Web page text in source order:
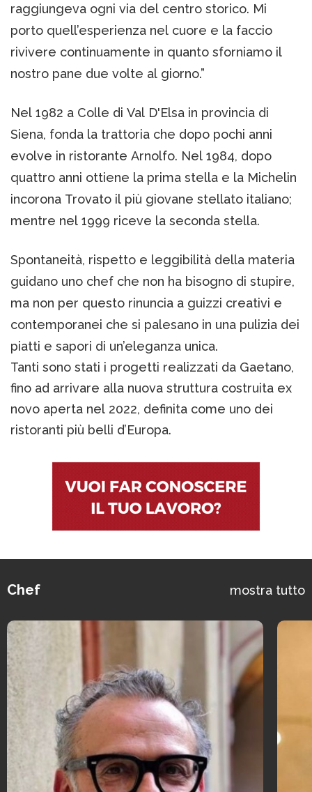
raggiungeva ogni via del centro storico. Mi
porto quell’esperienza nel cuore e la faccio
rivivere continuamente in quanto sforniamo il
nostro pane due volte al giorno.”
Nel 1982 a Colle di Val D'Elsa in provincia di
Siena, fonda la trattoria che dopo pochi anni
evolve in ristorante Arnolfo. Nel 1984, dopo
quattro anni ottiene la prima stella e la Michelin
incorona Trovato il più giovane stellato italiano;
mentre nel 1999 riceve la seconda stella.
Spontaneità, rispetto e leggibilità della materia
guidano uno chef che non ha bisogno di stupire,
ma non per questo rinuncia a guizzi creativi e
contemporanei che si palesano in una pulizia dei
piatti e sapori di un’eleganza unica.
Tanti sono stati i progetti realizzati da Gaetano,
fino ad arrivare alla nuova struttura costruita ex
novo aperta nel 2022, definita come uno dei
ristoranti più belli d’Europa.
Chef mostra tutto